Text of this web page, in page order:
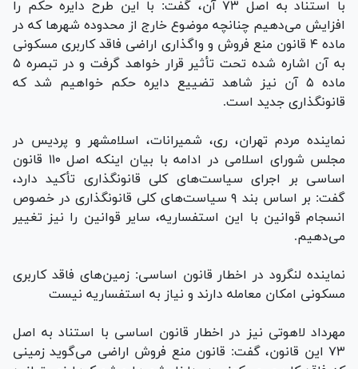
با استناد به اصل ۷۳ آن، گفت: با این طرح دایره حکم را
افزایش می‌دهیم چنانچه موضوع خارج از محدوده شهر‌ها که در
ماده ۴ قانون منع فروش و واگذاری اراضی فاقد کاربری مسکونی
به آن اشاره شده تحت تأثیر قرار خواهد گرفت و در تبصره ۵
ماده ۵ آن نیز شاهد تضییع دایره حکم خواهیم شد که
قانونگذاری جدید است.
نماینده مردم تهران، ری، شمیرانات، اسلامشهر و پردیس در
مجلس شورای اسلامی در ادامه با بیان اینکه اصل ۱۱۰ قانون
اساسی بر اجرای سیاست‌های کلی قانونگذاری تأکید دارد،
گفت: بر اساس بند ۹ سیاست‌های کلی قانونگذاری در خصوص
انسجام قوانین با این استفساریه، سایر قوانین را نیز تغییر
می‌دهیم.
نماینده لنگرود در اخطار قانون اساسی: زمین‌های فاقد کاربری
مسکونی امکان معامله دارند و نیاز به استفساریه نیست
مهرداد لاهوتی نیز در اخطار قانون اساسی با استناد به اصل
۷۳ این قانون، گفت: قانون منع فروش اراضی می‌گوید زمینی